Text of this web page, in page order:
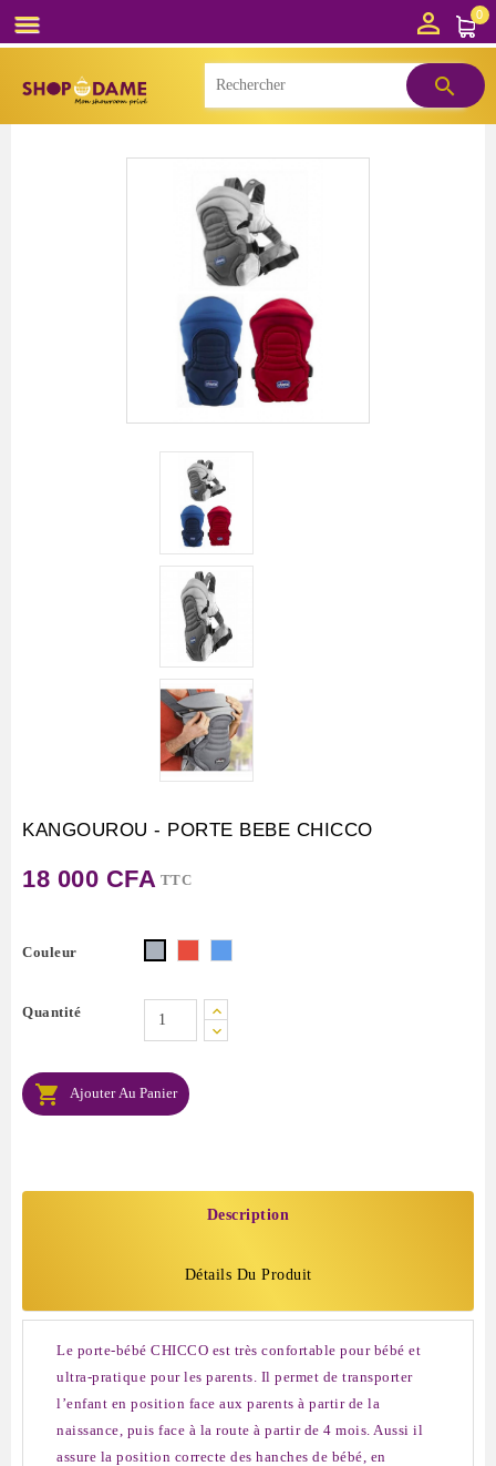
 0


KANGOUROU - PORTE BEBE CHICCO
18 000 CFA TTC
Couleur Gris RougeBleu
Quantité
 Ajouter Au Panier
Description
Détails Du Produit
Le porte-bébé CHICCO est très confortable pour bébé et
ultra-pratique pour les parents. Il permet de transporter
l’enfant en position face aux parents à partir de la
naissance, puis face à la route à partir de 4 mois. Aussi il
assure la position correcte des hanches de bébé, en